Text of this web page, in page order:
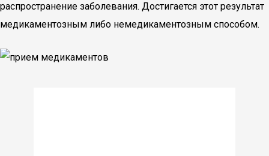
распространение заболевания. Достигается этот результат
медикаментозным либо немедикаментозным способом.